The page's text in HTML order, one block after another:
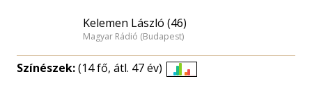
Kelemen László (46)
Magyar Rádió (Budapest)
Színészek:(14 fő, átl. 47 év)